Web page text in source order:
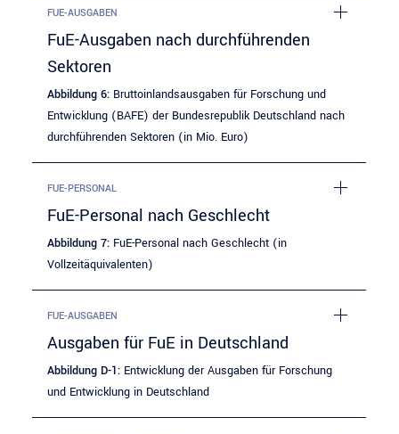
FUE-AUSGABEN
FuE-Ausgaben nach durchführenden
Sektoren
Abbildung 6: Bruttoinlandsausgaben für Forschung und
Entwicklung (BAFE) der Bundesrepublik Deutschland nach
durchführenden Sektoren (in Mio. Euro)
FUE-PERSONAL
FuE-Personal nach Geschlecht
Abbildung 7: FuE-Personal nach Geschlecht (in
Vollzeitäquivalenten)
FUE-AUSGABEN
Ausgaben für FuE in Deutschland
Abbildung D-1: Entwicklung der Ausgaben für Forschung
und Entwicklung in Deutschland